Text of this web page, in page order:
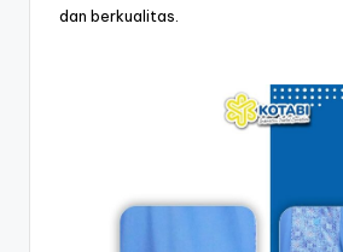
dan berkualitas.